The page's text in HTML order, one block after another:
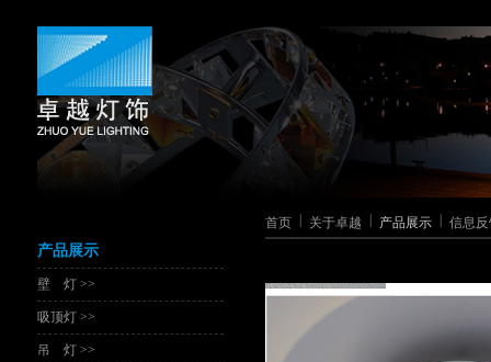
产品展示
壁 灯 >>
吸顶灯 >>
吊 灯 >>
首页 关于卓越 产品展示 信息反